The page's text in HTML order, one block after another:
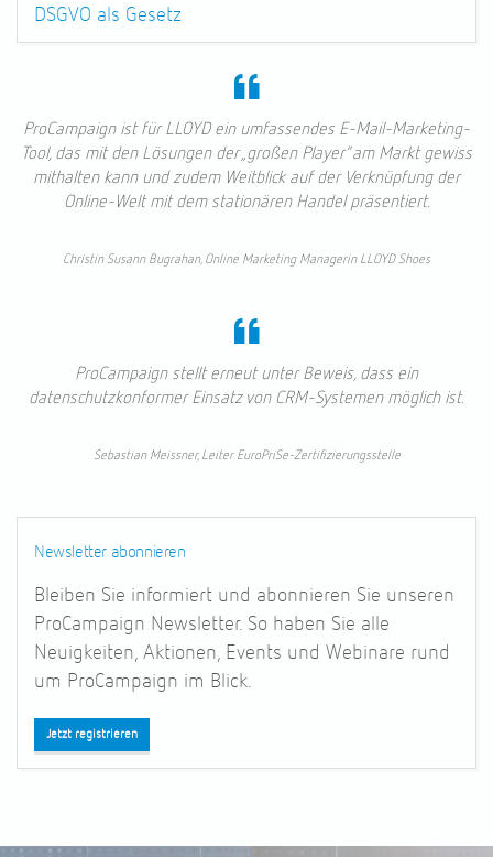
DSGVO als Gesetz
ProCampaign ist für LLOYD ein umfassendes E-Mail-Marketing-
Tool, das mit den Lösungen der „großen Player“ am Markt gewiss
mithalten kann und zudem Weitblick auf der Verknüpfung der
Online-Welt mit dem stationären Handel präsentiert.
Christin Susann Bugrahan, Online Marketing Managerin LLOYD Shoes
ProCampaign stellt erneut unter Beweis, dass ein
datenschutzkonformer Einsatz von CRM-Systemen möglich ist.
Sebastian Meissner, Leiter EuroPriSe-Zertifizierungsstelle
Newsletter abonnieren
Bleiben Sie informiert und abonnieren Sie unseren
ProCampaign Newsletter. So haben Sie alle
Neuigkeiten, Aktionen, Events und Webinare rund
um ProCampaign im Blick.
Jetzt registrieren